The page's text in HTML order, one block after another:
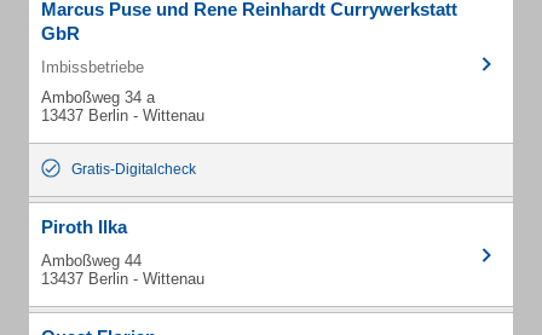
Marcus Puse und Rene Reinhardt Currywerkstatt
GbR
Imbissbetriebe
Amboßweg 34 a
13437 Berlin - Wittenau
Gratis-Digitalcheck
Piroth Ilka
Amboßweg 44
13437 Berlin - Wittenau